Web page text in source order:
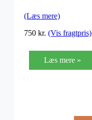
(Læs mere)
750 kr. (Vis fragtpris)
Læs mere »